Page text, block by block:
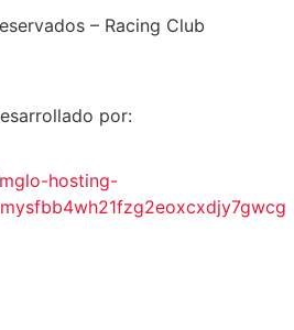
– Racing Club
por: